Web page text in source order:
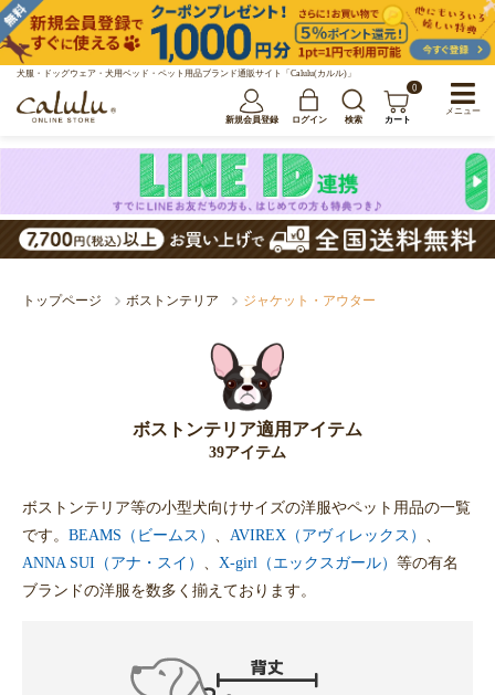
犬服・ドッグウェア・犬用ベッド・ペット用品ブランド通販サイト「Calulu(カルル)」
新規会員登録 ログイン 検索
0
カート
トップページ ボストンテリア ジャケット・アウター
ボストンテリア適用アイテム
39アイテム
ボストンテリア等の小型犬向けサイズの洋服やペット用品の一覧
です。 BEAMS（ビームス） AVIREX（アヴィレックス）
ANNA SUI（アナ・スイ）
X-girl（エックスガール） 等の有名
ブランドの洋服を数多く揃えております。
メニュー